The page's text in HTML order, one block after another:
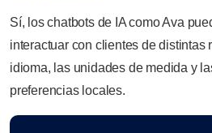
Sí, los chatbots de IA como Ava
interactuar con clientes de distintas
idioma, las unidades de medida y
preferencias locales.